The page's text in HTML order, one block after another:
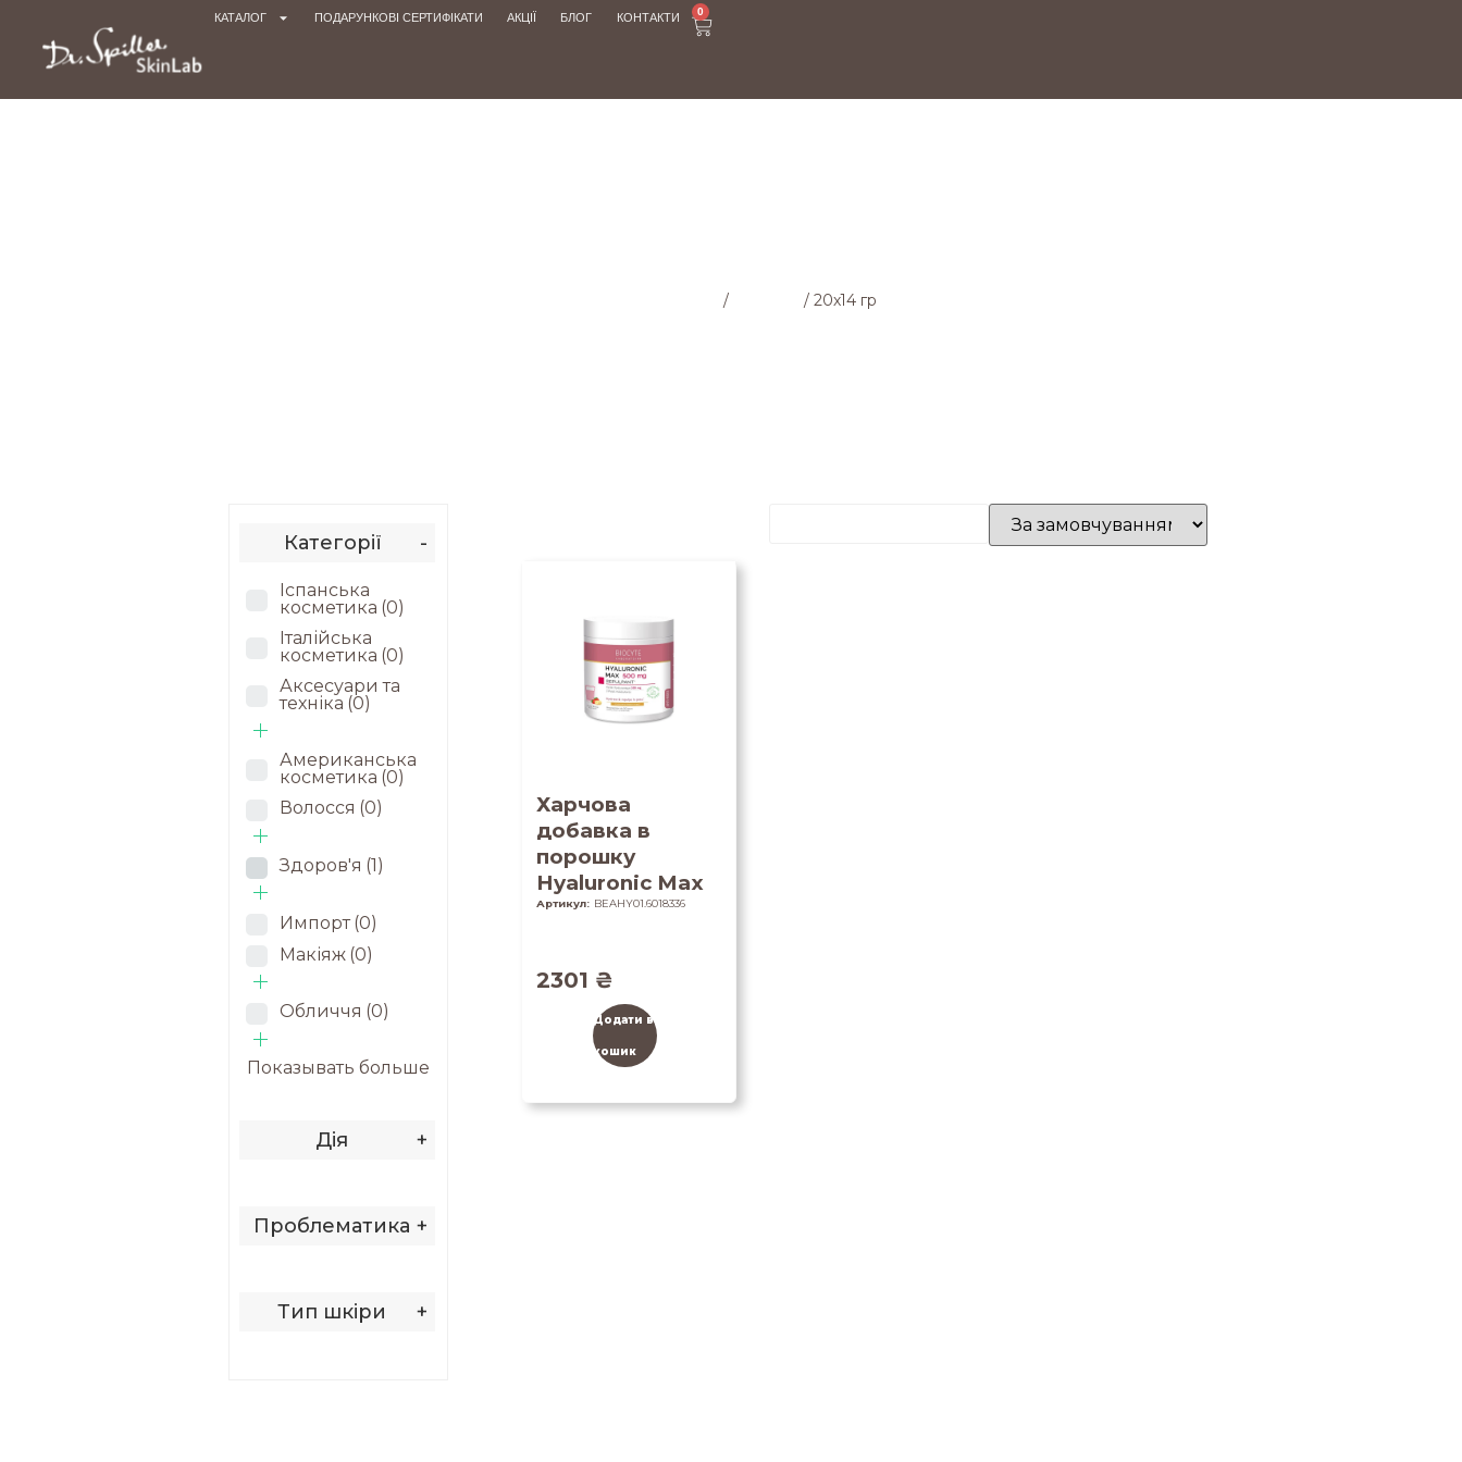
КАТАЛОГ ПОДАРУНКОВІ СЕРТИФІКАТИ АКЦІЇ БЛОГ КОНТАКТИ 0
/ / 20х14 гр
Категорії -
Іспанська
косметика (0)
Італійська
косметика (0)
Аксесуари та
техніка (0)
Американська
косметика (0)
Волосся (0)
Здоров'я (1)
Импорт (0)
Макіяж (0)
Обличчя (0)
Показывать больше
Дія +
Проблематика +
Тип шкіри +
Харчова
добавка в
порошку
Hyaluronic Max
Артикул: BEAHY01.6018336
2301 ₴
Додати в
кошик